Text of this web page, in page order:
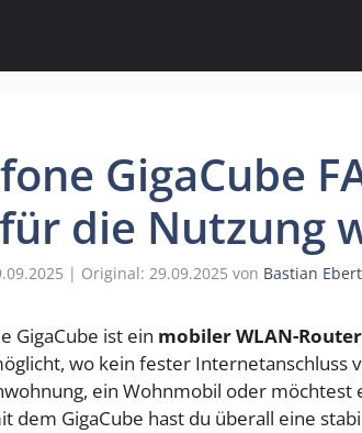
GigaCube
die Nutzung
29.09.2025 von Bastian Ebert
GigaCube ist ein mobiler WLAN-Router
wo kein fester Internetanschluss
ein Wohnmobil oder möchtest
dem GigaCube hast du überall eine